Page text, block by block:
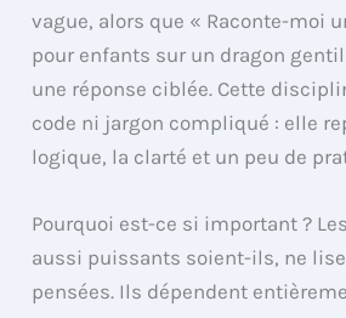
vague, alors que « Raconte-moi
pour enfants sur un dragon gentil
une réponse ciblée. Cette
code ni jargon compliqué : elle
logique, la clarté et un peu de
Pourquoi est-ce si important ?
aussi puissants soient-ils, ne
pensées. Ils dépendent